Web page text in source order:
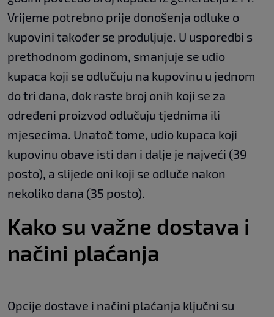
Vrijeme potrebno prije donošenja odluke o
kupovini također se produljuje. U usporedbi s
prethodnom godinom, smanjuje se udio
kupaca koji se odlučuju na kupovinu u jednom
do tri dana, dok raste broj onih koji se za
određeni proizvod odlučuju tjednima ili
mjesecima. Unatoč tome, udio kupaca koji
kupovinu obave isti dan i dalje je najveći (39
posto), a slijede oni koji se odluče nakon
nekoliko dana (35 posto).
Kako su važne dostava i
načini plaćanja
Opcije dostave i načini plaćanja ključni su